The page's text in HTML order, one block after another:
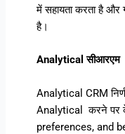
में सहायता करता है और
है।
Analytical सीआरएम
Analytical CRM
Analytical करने पर
preferences, and